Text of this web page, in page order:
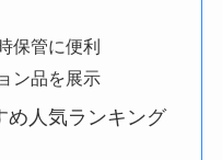
保管に便利
ン品を展示
め人気ランキング